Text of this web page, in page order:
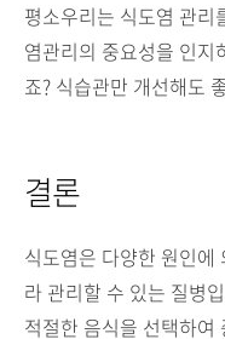
평소우리는 식도염 관리
염관리의 중요성을 인지
죠? 식습관만 개선해도
결론
식도염은 다양한 원인에
라 관리할 수 있는 질병
적절한 음식을 선택하여